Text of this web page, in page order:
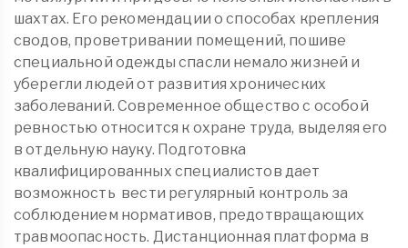
шахтах. Его рекомендации о способах крепления
сводов, проветривании помещений, пошиве
специальной одежды спасли немало жизней и
уберегли людей от развития хронических
заболеваний. Современное общество с особой
ревностью относится к охране труда, выделяя его
в отдельную науку. Подготовка
квалифицированных специалистов дает
возможность вести регулярный контроль за
соблюдением нормативов, предотвращающих
травмоопасность. Дистанционная платформа в